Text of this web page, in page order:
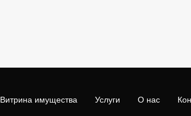
Витрина имущества Услуги О нас